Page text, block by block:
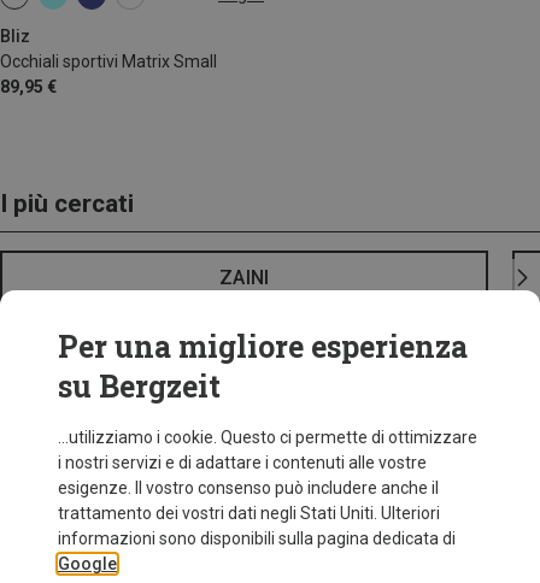
Bliz
Occhiali sportivi Matrix Small
89,95 €
I più cercati
ZAINI
Per una migliore esperienza
su Bergzeit
...utilizziamo i cookie. Questo ci permette di ottimizzare
i nostri servizi e di adattare i contenuti alle vostre
esigenze. Il vostro consenso può includere anche il
trattamento dei vostri dati negli Stati Uniti. Ulteriori
informazioni sono disponibili sulla pagina dedicata di
Google